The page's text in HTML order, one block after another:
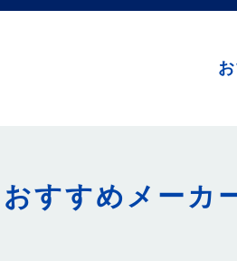
おすすめメーカ